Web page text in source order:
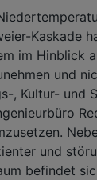
Kaskade
im Hinblick
und
, Kultur- und
und
befindet